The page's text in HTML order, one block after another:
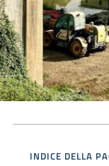
INDICE DELLA